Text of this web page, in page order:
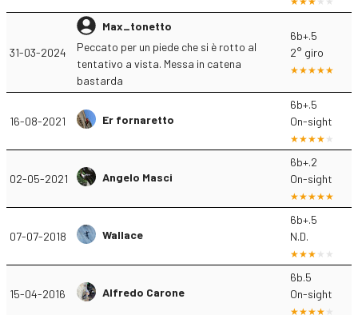
31-03-2024
Max_tonetto
Peccato per un piede che si è rotto al
tentativo a vista. Messa in catena
bastarda
6b+.5
2° giro
16-08-2021 Er fornaretto
6b+.5
On-sight
02-05-2021 Angelo Masci
6b+.2
On-sight
07-07-2018 Wallace
6b+.5
N.D.
15-04-2016 Alfredo Carone
6b.5
On-sight